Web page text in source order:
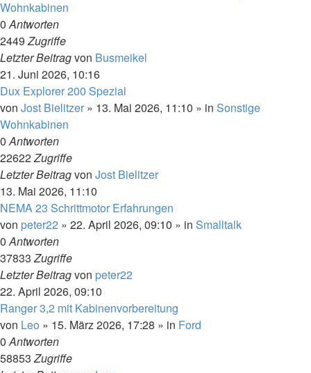
Wohnkabinen
0Antworten
2449Zugriffe
Letzter Beitragvon Busmeikel
21. Juni 2026, 10:16
Dux Explorer 200 Spezial
von Jost Bielitzer » 13. Mai 2026, 11:10 » in Sonstige
Wohnkabinen
0Antworten
22622Zugriffe
Letzter Beitragvon Jost Bielitzer
13. Mai 2026, 11:10
NEMA 23 Schrittmotor Erfahrungen
von peter22 » 22. April 2026, 09:10 » in Smalltalk
0Antworten
37833Zugriffe
Letzter Beitragvon peter22
22. April 2026, 09:10
Ranger 3,2 mit Kabinenvorbereitung
von Leo » 15. März 2026, 17:28 » in Ford
0Antworten
58853Zugriffe